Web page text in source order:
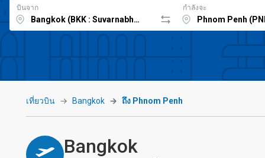
บินจาก กำลังจะ
เที่ยวบิน Bangkok ถึง Phnom Penh
Bangkok